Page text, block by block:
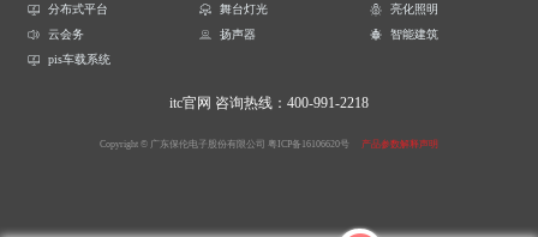
分布式平台
舞台灯光
亮化照明
云会务
扬声器
智能建筑
pis车载系统
itc官网 咨询热线：400-991-2218
Copyright © 广东保伦电子股份有限公司 粤ICP备16106620号 产品参数解释声明